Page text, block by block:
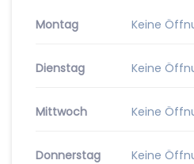
Montag Keine
Dienstag Keine
Mittwoch Keine
Donnerstag Keine